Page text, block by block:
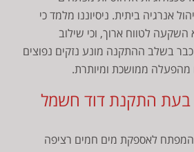
אנרגיה ביתית. ניסיוננו מלמד כי
לטווח ארוך, וכי שילוב
טכנולוגיית Switcher כבר בשלב ההתקנה מונע נזקים נפוצים
מהפעלה ממושכת ומיותרת.
בעת התקנת דוד חשמל
לאספקת מים חמים רציפה